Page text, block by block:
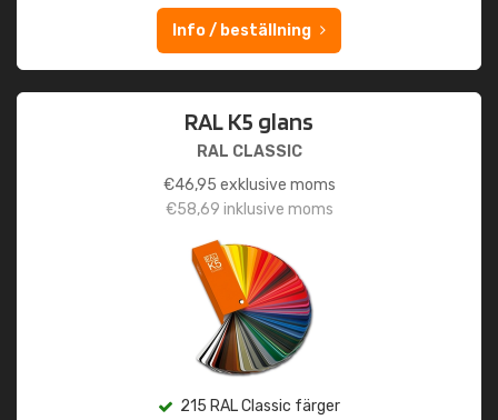
Info / beställning
RAL K5 glans
RAL CLASSIC
€46,95 exklusive moms
€58,69 inklusive moms
215 RAL Classic färger